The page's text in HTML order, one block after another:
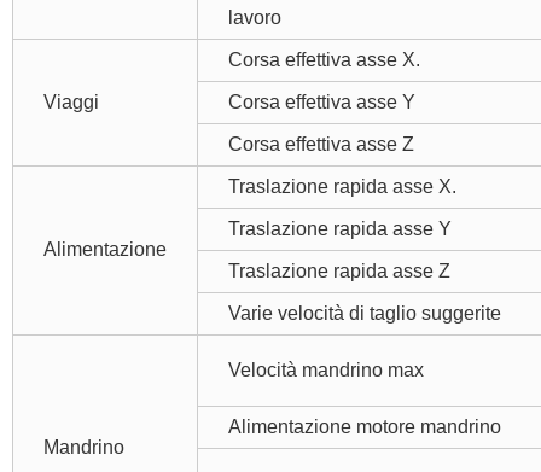
lavoro
Viaggi
Corsa effettiva asse X.
Corsa effettiva asse Y
Corsa effettiva asse Z
Alimentazione
Traslazione rapida asse X.
Traslazione rapida asse Y
Traslazione rapida asse Z
Varie velocità di taglio suggerite
Mandrino
Velocità mandrino max
Alimentazione motore mandrino